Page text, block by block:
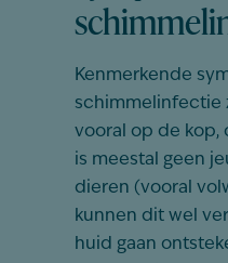
Kenmerkende
schimmelinfectie
vooral op de kop,
is meestal geen
dieren (vooral
kunnen dit wel
huid gaan